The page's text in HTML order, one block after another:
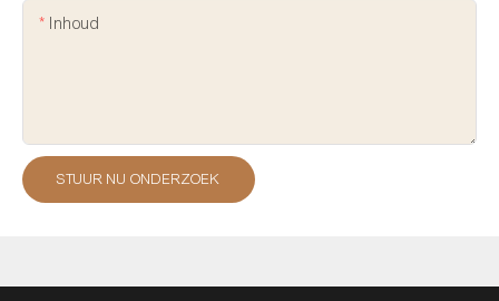
Inhoud
STUUR NU ONDERZOEK